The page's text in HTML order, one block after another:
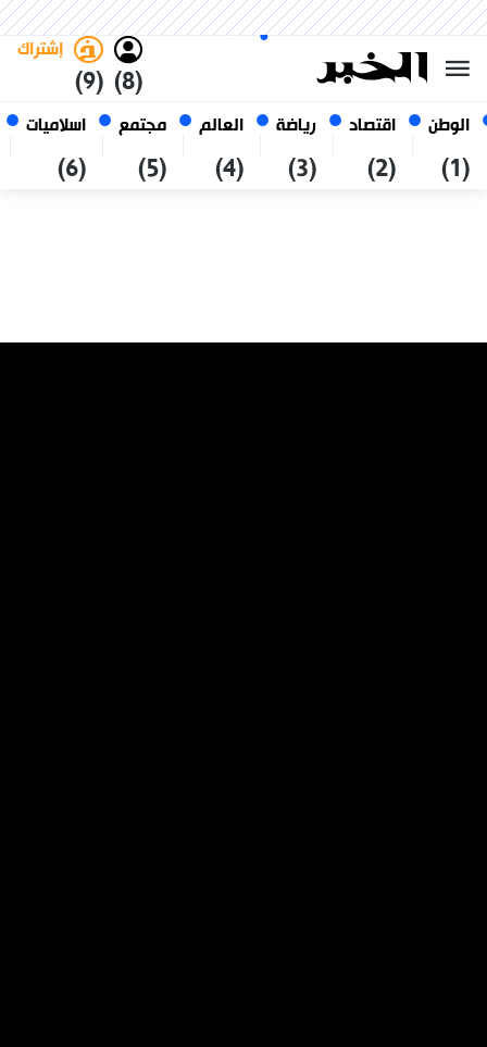
الوطن
(1)
اقتصاد
(2)
رياضة
(3)
العالم
(4)
مجتمع
(5)
اسلاميات
(6)
(8)
إشتراك
(9)
06 أغسطس 2026
الجزائر